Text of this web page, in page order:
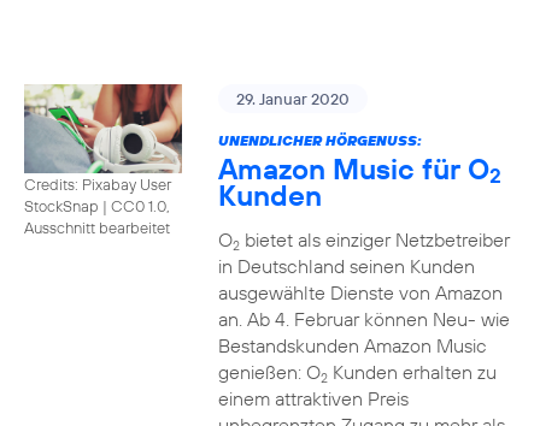
Credits: Pixabay User
StockSnap | CC0 1.0,
Ausschnitt bearbeitet
29. Januar 2020
UNENDLICHER HÖRGENUSS:
Amazon Music für O2
Kunden
O2bietet als einziger Netzbetreiber
in Deutschland seinen Kunden
ausgewählte Dienste von Amazon
an. Ab 4. Februar können Neu- wie
Bestandskunden Amazon Music
genießen: O2Kunden erhalten zu
einem attraktiven Preis